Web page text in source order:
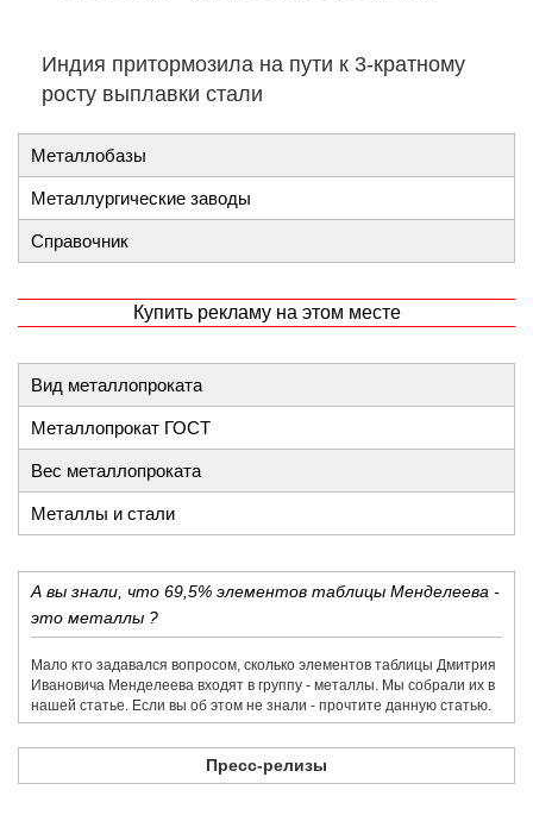
Индия притормозила на пути к 3-кратному
росту выплавки стали
Металлобазы
Металлургические заводы
Справочник
Купить рекламу на этом месте
Вид металлопроката
Металлопрокат ГОСТ
Вес металлопроката
Металлы и стали
А вы знали, что 69,5% элементов таблицы Менделеева -
это металлы ?
Мало кто задавался вопросом, сколько элементов таблицы Дмитрия
Ивановича Менделеева входят в группу - металлы. Мы собрали их в
нашей статье. Если вы об этом не знали - прочтите данную статью.
Пресс-релизы